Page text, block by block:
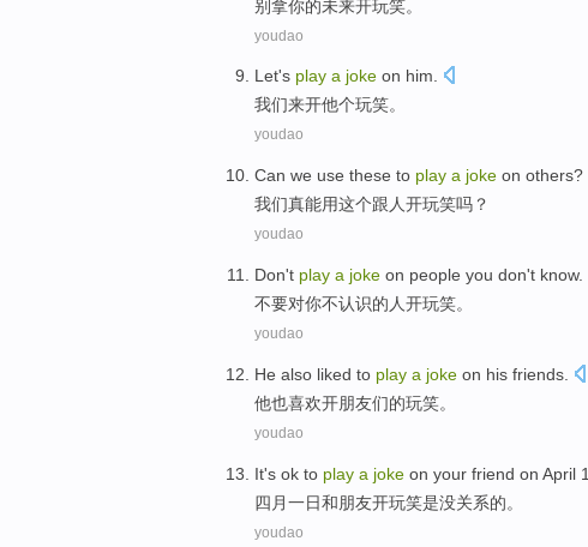
别拿你的未来开玩笑。
youdao
Let's play a joke on him.
我们来开他个玩笑。
youdao
Can we use these to play a joke on others?
我们真能用这个跟 人开玩笑吗？
youdao
Don't play a joke on people you don't know.
不要对你不认识的 人开玩笑。
youdao
He also liked to play a joke on his friends
他也喜欢开朋友们的玩笑。
youdao
It's ok to play a joke on your friend on April 1
四月一日和朋友开玩笑是没关系的。
youdao